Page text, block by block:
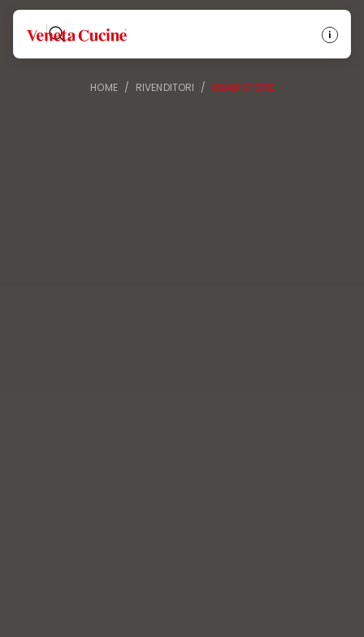
Veneta Cucine
HOME / RIVENDITORI / KIKAU STORE